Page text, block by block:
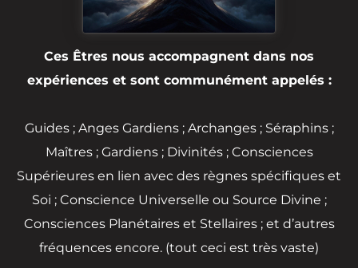
Ces Êtres nous accompagnent dans nos
expériences et sont communément appelés :
Guides ; Anges Gardiens ; Archanges ; Séraphins ;
Maîtres ; Gardiens ; Divinités ; Consciences
Supérieures en lien avec des règnes spécifiques et
Soi ; Conscience Universelle ou Source Divine ;
Consciences Planétaires et Stellaires ; et d’autres
fréquences encore. (tout ceci est très vaste)